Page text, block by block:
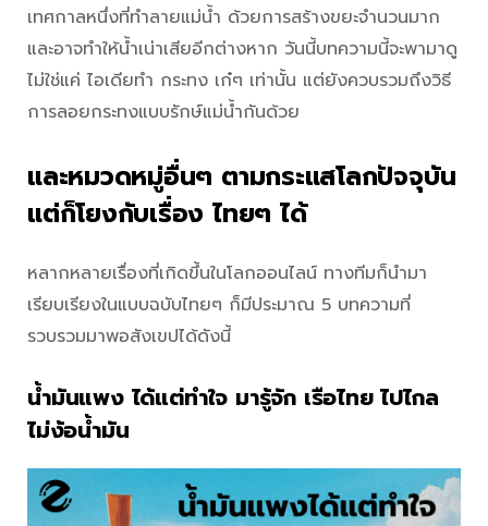
เทศกาลหนึ่งที่ทำลายแม่น้ำ ด้วยการสร้างขยะจำนวนมาก
และอาจทำให้น้ำเน่าเสียอีกต่างหาก วันนี้บทความนี้จะพามาดู
ไม่ใช่แค่ ไอเดียทำ กระทง เก๋ๆ เท่านั้น แต่ยังควบรวมถึงวิธี
การลอยกระทงแบบรักษ์แม่น้ำกันด้วย
และหมวดหมู่อื่นๆ ตามกระแสโลกปัจจุบัน
แต่ก็โยงกับเรื่อง ไทยๆ ได้
หลากหลายเรื่องที่เกิดขึ้นในโลกออนไลน์ ทางทีมก็นำมา
เรียบเรียงในแบบฉบับไทยๆ ก็มีประมาณ 5 บทความที่
รวบรวมมาพอสังเขปได้ดังนี้
น้ำมันแพง ได้แต่ทำใจ มารู้จัก เรือไทย ไปไกล
ไม่ง้อน้ำมัน